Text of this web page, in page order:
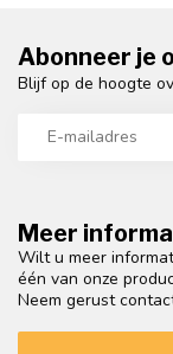
Meer
Wilt u meer
één van onze
Neem gerust
Abonneer je
Blijf op de hoogte